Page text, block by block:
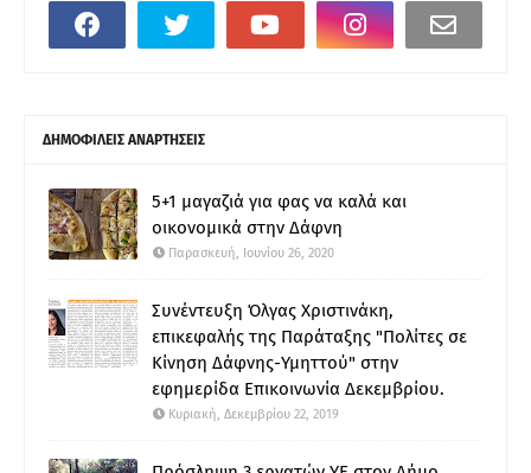
ΔΗΜΟΦΙΛΕΙΣ ΑΝΑΡΤΗΣΕΙΣ
5+1 μαγαζιά για φας να καλά και
οικονομικά στην Δάφνη
Παρασκευή, Ιουνίου 26, 2020
Συνέντευξη Όλγας Χριστινάκη,
επικεφαλής της Παράταξης "Πολίτες σε
Κίνηση Δάφνης-Υμηττού" στην
εφημερίδα Επικοινωνία Δεκεμβρίου.
Κυριακή, Δεκεμβρίου 22, 2019